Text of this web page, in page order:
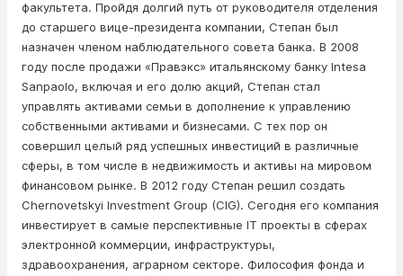
факультета. Пройдя долгий путь от руководителя отделения
до старшего вице-президента компании, Степан был
назначен членом наблюдательного совета банка. В 2008
году после продажи «Правэкс» итальянскому банку Intesa
Sanpaolo, включая и его долю акций, Степан стал
управлять активами семьи в дополнение к управлению
собственными активами и бизнесами. С тех пор он
совершил целый ряд успешных инвестиций в различные
сферы, в том числе в недвижимость и активы на мировом
финансовом рынке. В 2012 году Степан решил создать
Chernovetskyi Investment Group (CIG). Сегодня его компания
инвестирует в самые перспективные IT проекты в сферах
электронной коммерции, инфраструктуры,
здравоохранения, аграрном секторе. Философия фонда и